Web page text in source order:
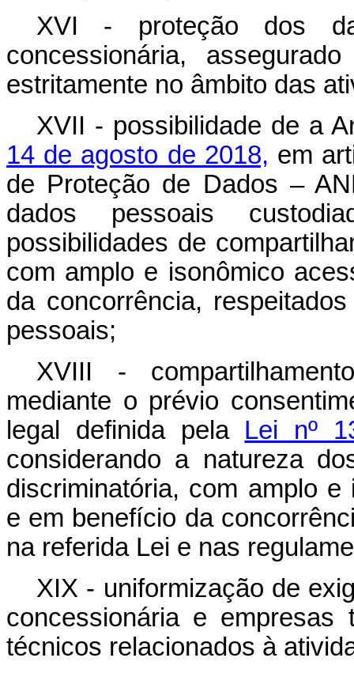
XVI - proteção dos
concessionária,
estritamente no âmbito das
XVII - possibilidade de a
14 de agosto de 2018, em
de Proteção de Dados –
dados pessoais
possibilidades de
com amplo e isonômico
da concorrência,
pessoais;
XVIII -
mediante o prévio
legal definida pela Lei nº
considerando a natureza
discriminatória, com amplo
e em benefício da
na referida Lei e nas
XIX - uniformização de
concessionária e empresas
técnicos relacionados à